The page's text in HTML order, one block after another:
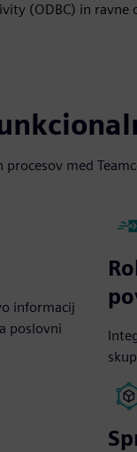
(ODBC) in ravne
med
informacij
poslovni